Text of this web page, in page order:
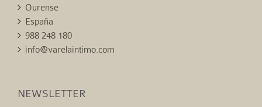
Ourense
España
988 248 180
info@varelaintimo.com
NEWSLETTER